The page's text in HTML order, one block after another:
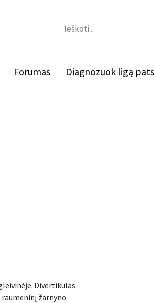
Forumas Diagnozuok ligą pats
Divertikulas
žarnyno